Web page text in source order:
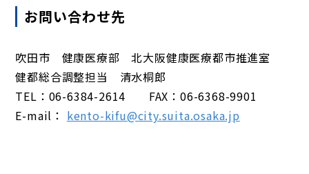
お問い合わせ先
吹田市 健康医療部 北大阪健康医療都市推進室
健都総合調整担当 清水桐郎
TEL：06-6384-2614 FAX：06-6368-9901
E-mail： kento-kifu@city.suita.osaka.jp